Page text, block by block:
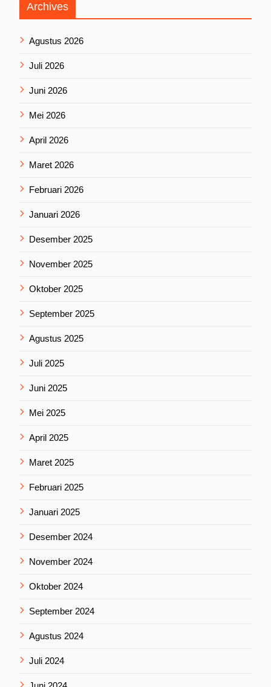
Archives
Agustus 2026
Juli 2026
Juni 2026
Mei 2026
April 2026
Maret 2026
Februari 2026
Januari 2026
Desember 2025
November 2025
Oktober 2025
September 2025
Agustus 2025
Juli 2025
Juni 2025
Mei 2025
April 2025
Maret 2025
Februari 2025
Januari 2025
Desember 2024
November 2024
Oktober 2024
September 2024
Agustus 2024
Juli 2024